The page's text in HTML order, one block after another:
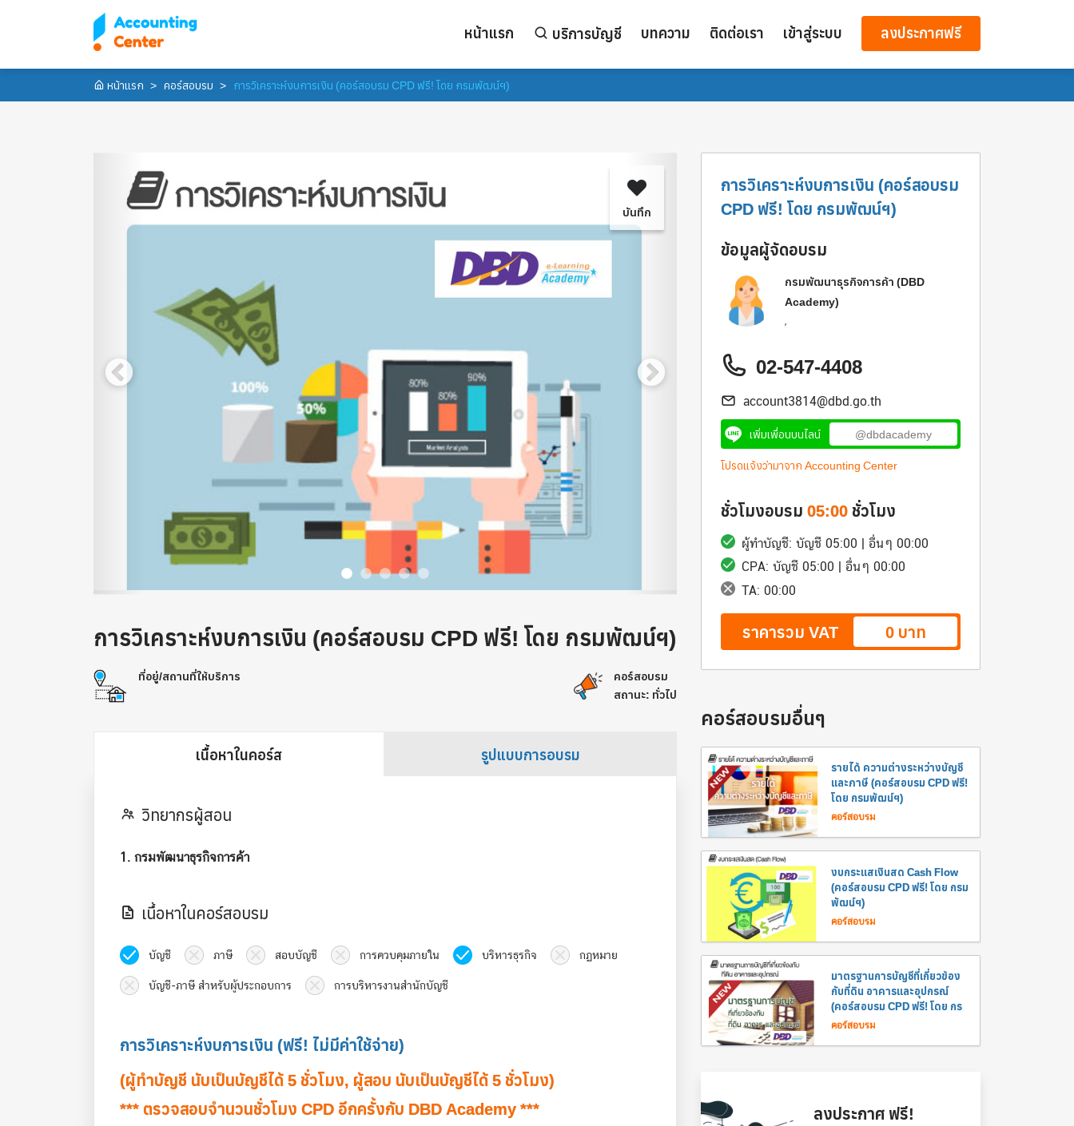
หน้าแรก บริการบัญชี บทความ ติดต่อเรา เข้าสู่ระบบ ลงประกาศฟรี
หน้าแรก คอร์สอบรม การวิเคราะห์งบการเงิน (คอร์สอบรม CPD ฟรี! โดย กรมพัฒน์ฯ)
บันทึก
การวิเคราะห์งบการเงิน (คอร์สอบรม CPD ฟรี! โดย กรมพัฒน์ฯ)
ที่อยู่/สถานที่ให้บริการ
คอร์สอบรม
สถานะ: ทั่วไป
เนื้อหาในคอร์ส รูปแบบการอบรม
วิทยากรผู้สอน
1. กรมพัฒนาธุรกิจการค้า
เนื้อหาในคอร์สอบรม
บัญชี ภาษี สอบบัญชี การควบคุมภายใน บริหารธุรกิจ กฏหมาย
บัญชี-ภาษี สำหรับผู้ประกอบการ การบริหารงานสำนักบัญชี
การวิเคราะห์งบการเงิน (ฟรี! ไม่มีค่าใช้จ่าย)
(ผู้ทำบัญชี นับเป็นบัญชีได้ 5 ชั่วโมง, ผู้สอบ นับเป็นบัญชีได้ 5 ชั่วโมง)
*** ตรวจสอบจำนวนชั่วโมง CPD อีกครั้งกับ DBD Academy ***
การวิเคราะห์งบการเงิน (คอร์สอบรม
CPD ฟรี! โดย กรมพัฒน์ฯ)
ข้อมูลผู้จัดอบรม
กรมพัฒนาธุรกิจการค้า (DBD
Academy)
,
02-547-4408
account3814@dbd.go.th
เพิ่มเพื่อนบนไลน์ @dbdacademy
โปรดแจ้งว่ามาจาก Accounting Center
ชั่วโมงอบรม 05:00 ชั่วโมง
ผู้ทำบัญชี: บัญชี 05:00 | อื่นๆ 00:00
CPA: บัญชี 05:00 | อื่นๆ 00:00
TA: 00:00
ราคารวม VAT 0 บาท
คอร์สอบรมอื่นๆ
รายได้ ความต่างระหว่างบัญชี
และภาษี (คอร์สอบรม CPD ฟรี!
โดย กรมพัฒน์ฯ)
คอร์สอบรม
งบกระแสเงินสด Cash Flow
(คอร์สอบรม CPD ฟรี! โดย กรม
พัฒน์ฯ)
คอร์สอบรม
มาตรฐานการบัญชีที่เกี่ยวข้อง
กับที่ดิน อาคารและอุปกรณ์
(คอร์สอบรม CPD ฟรี! โดย กร
คอร์สอบรม
ลงประกาศ ฟรี!